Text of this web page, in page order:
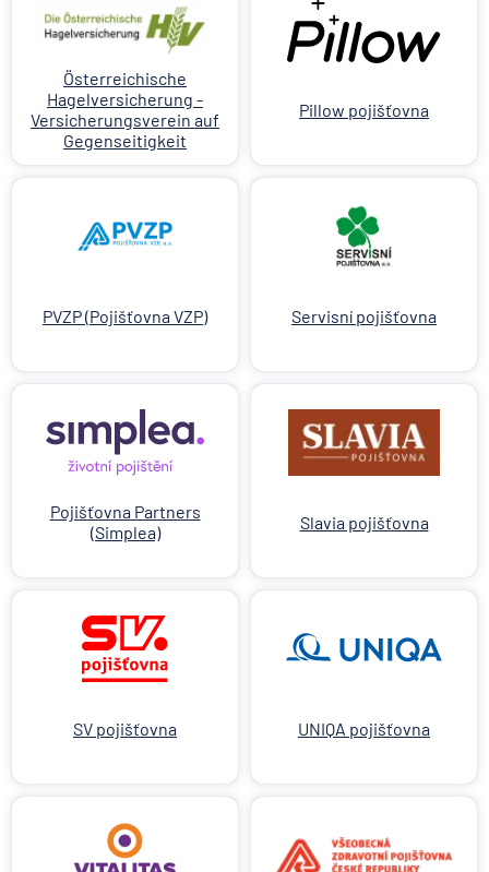
Österreichische
Hagelversicherung -
Versicherungsverein auf
Gegenseitigkeit
Pillow pojišťovna
PVZP (Pojišťovna VZP) Servisní pojišťovna
Pojišťovna Partners
(Simplea)
Slavia pojišťovna
SV pojišťovna UNIQA pojišťovna